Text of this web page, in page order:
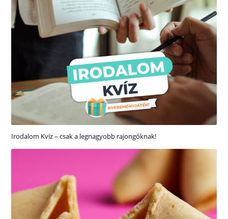
Irodalom Kvíz – csak a legnagyobb rajongóknak!